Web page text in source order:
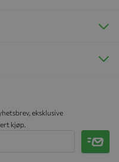
eksklusive
kjøp.
Meld